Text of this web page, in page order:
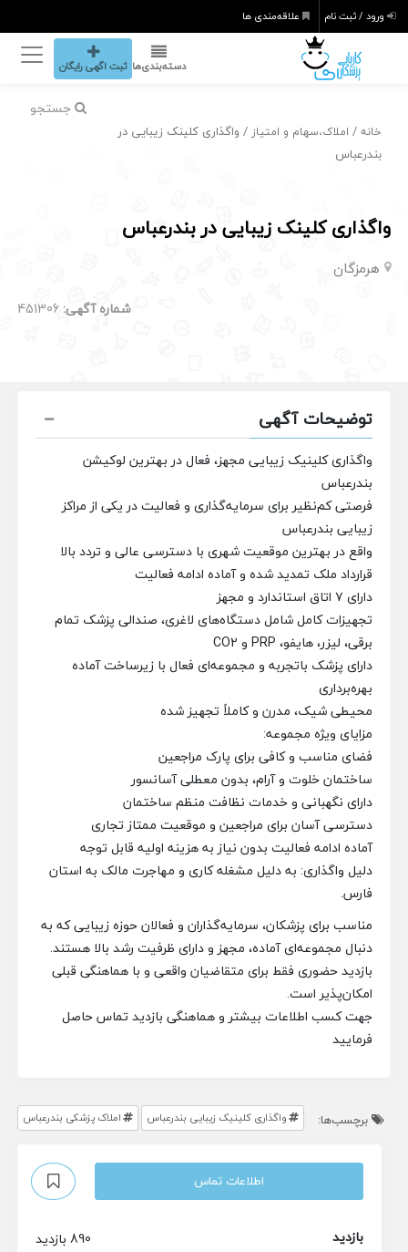
ورود / ثبت نام علاقه‌مندی ها
دسته‌بندی‌ها ثبت اگهی رایگان
جستجو
خانه / املاک،سهام و امتیاز / واگذاری کلینک زیبایی در
بندرعباس
واگذاری کلینک زیبایی در بندرعباس
هرمزگان
شماره آگهی: 451306
توضیحات آگهی
واگذاری کلینیک زیبایی مجهز، فعال در بهترین لوکیشن
بندرعباس
فرصتی کم‌نظیر برای سرمایه‌گذاری و فعالیت در یکی از مراکز
زیبایی بندرعباس
واقع در بهترین موقعیت شهری با دسترسی عالی و تردد بالا
قرارداد ملک تمدید شده و آماده ادامه فعالیت
دارای ۷ اتاق استاندارد و مجهز
تجهیزات کامل شامل دستگاه‌های لاغری، صندالی پزشک تمام
برقی، لیزر، هایفو، PRP و CO2
دارای پزشک باتجربه و مجموعه‌ای فعال با زیرساخت آماده
بهره‌برداری
محیطی شیک، مدرن و کاملاً تجهیز شده
مزایای ویژه مجموعه:
فضای مناسب و کافی برای پارک مراجعین
ساختمان خلوت و آرام، بدون معطلی آسانسور
دارای نگهبانی و خدمات نظافت منظم ساختمان
دسترسی آسان برای مراجعین و موقعیت ممتاز تجاری
آماده ادامه فعالیت بدون نیاز به هزینه اولیه قابل توجه
دلیل واگذاری: به دلیل مشغله کاری و مهاجرت مالک به استان
فارس.
مناسب برای پزشکان، سرمایه‌گذاران و فعالان حوزه زیبایی که به
دنبال مجموعه‌ای آماده، مجهز و دارای ظرفیت رشد بالا هستند.
بازدید حضوری فقط برای متقاضیان واقعی و با هماهنگی قبلی
امکان‌پذیر است.
جهت کسب اطلاعات بیشتر و هماهنگی بازدید تماس حاصل
فرمایید
برچسب‌ها: واگذاری کلینیک زیبایی بندرعباس املاک پزشکی بندرعباس
اطلاعات تماس
بازدید
890 بازدید